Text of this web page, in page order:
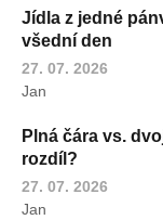
Jídla z jedné
všední den
27. 07. 2026
Jan
Plná čára vs.
rozdíl?
27. 07. 2026
Jan